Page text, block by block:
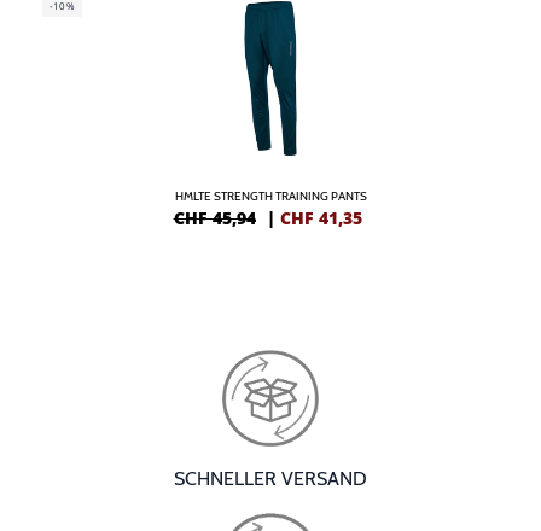
-10%
HMLTE STRENGTH TRAINING PANTS
CHF 45,94 | CHF 41,35
SCHNELLER VERSAND